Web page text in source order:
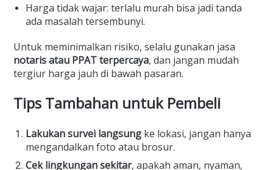
Harga tidak wajar: terlalu murah bisa jadi tanda
ada masalah tersembunyi.
Untuk meminimalkan risiko, selalu gunakan jasa
notaris atau PPAT terpercaya, dan jangan mudah
tergiur harga jauh di bawah pasaran.
Tips Tambahan untuk Pembeli
Lakukan survei langsung ke lokasi, jangan hanya
mengandalkan foto atau brosur.
Cek lingkungan sekitar, apakah aman, nyaman,